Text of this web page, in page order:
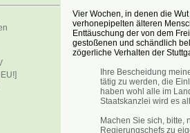
Vier Wochen, in denen die
verhonepipelten älteren
Enttäuschung der von dem
gestoßenen und schändlich
zögerliche Verhalten der
Ihre Bescheidung
tätig zu werden, die
haben wohl alle im
Staatskanzlei wird es
Machen Sie sich, bitte,
Regierungschefs zu